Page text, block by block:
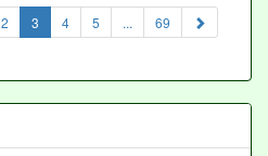
2 3 (current)
4 5 ... 69